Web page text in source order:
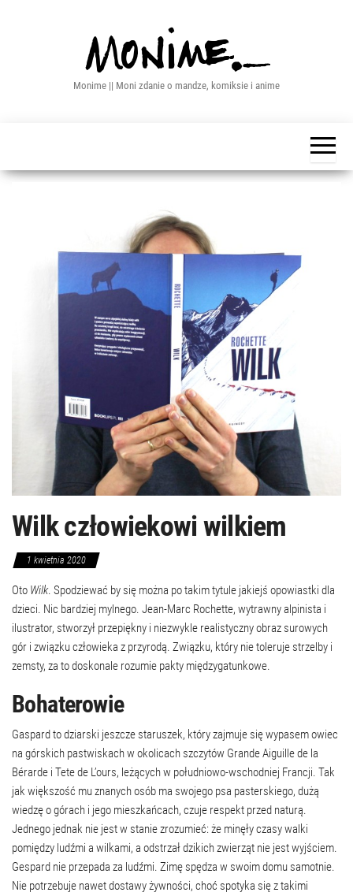
Monime || Moni zdanie o mandze, komiksie i anime
Wilk człowiekowi wilkiem
1 kwietnia 2020
Oto Wilk. Spodziewać by się można po takim tytule jakiejś opowiastki dla
dzieci. Nic bardziej mylnego. Jean-Marc Rochette, wytrawny alpinista i
ilustrator, stworzył przepiękny i niezwykle realistyczny obraz surowych
gór i związku człowieka z przyrodą. Związku, który nie toleruje strzelby i
zemsty, za to doskonale rozumie pakty międzygatunkowe.
Bohaterowie
Gaspard to dziarski jeszcze staruszek, który zajmuje się wypasem owiec
na górskich pastwiskach w okolicach szczytów Grande Aiguille de la
Bérarde i Tete de L’ours, leżących w południowo-wschodniej Francji. Tak
jak większość mu znanych osób ma swojego psa pasterskiego, dużą
wiedzę o górach i jego mieszkańcach, czuje respekt przed naturą.
Jednego jednak nie jest w stanie zrozumieć: że minęły czasy walki
pomiędzy ludźmi a wilkami, a odstrzał dzikich zwierząt nie jest wyjściem.
Gespard nie przepada za ludźmi. Zimę spędza w swoim domu samotnie.
Nie potrzebuje nawet dostawy żywności, choć spotyka się z takimi